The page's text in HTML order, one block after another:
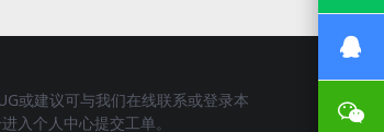
或建议可与我们在线联系或登录本
入个人中心提交工单。